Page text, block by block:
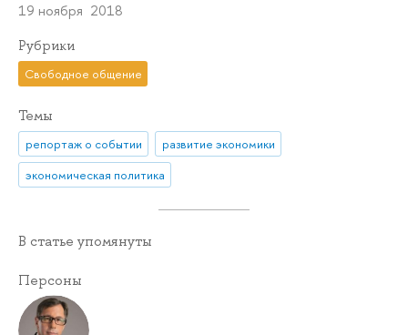
19 ноября 2018
Рубрики
Свободное общение
Темы
репортаж о событии
развитие экономики
экономическая политика
В статье упомянуты
Персоны